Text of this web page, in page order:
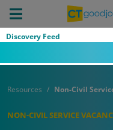
Discovery Feed
Resources Non-Civil
NON-CIVIL SERVICE